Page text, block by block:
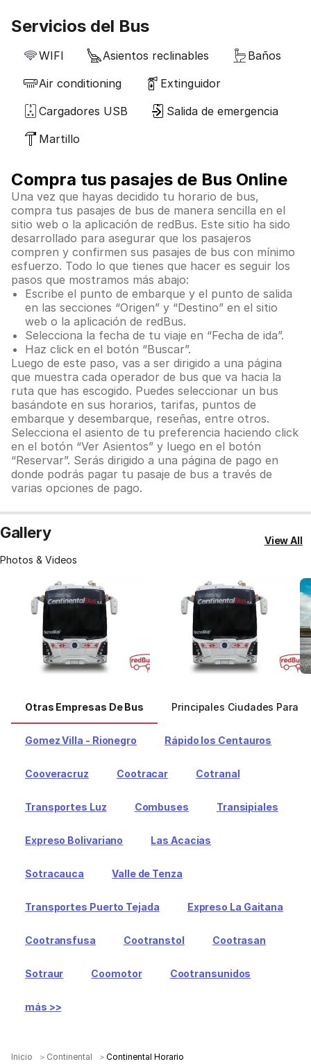
Servicios del Bus
WIFI Asientos reclinables
Baños
Air conditioning
Extinguidor
Cargadores USB
Salida de emergencia
Martillo
Compra tus pasajes de Bus Online
Una vez que hayas decidido tu horario de bus,
compra tus pasajes de bus de manera sencilla en el
sitio web o la aplicación de redBus. Este sitio ha sido
desarrollado para asegurar que los pasajeros
compren y confirmen sus pasajes de bus con mínimo
esfuerzo. Todo lo que tienes que hacer es seguir los
pasos que mostramos más abajo:
Escribe el punto de embarque y el punto de salida
en las secciones “Origen” y “Destino” en el sitio
web o la aplicación de redBus.
Selecciona la fecha de tu viaje en “Fecha de ida”.
Haz click en el botón “Buscar”.
Luego de este paso, vas a ser dirigido a una página
que muestra cada operador de bus que va hacia la
ruta que has escogido. Puedes seleccionar un bus
basándote en sus horarios, tarifas, puntos de
embarque y desembarque, reseñas, entre otros.
Selecciona el asiento de tu preferencia haciendo click
en el botón “Ver Asientos” y luego en el botón
“Reservar”. Serás dirigido a una página de pago en
donde podrás pagar tu pasaje de bus a través de
varias opciones de pago.
Gallery
Photos & Videos
View All
Otras Empresas De Bus Principales Ciudades Para
Gomez Villa - Rionegro Rápido los Centauros
Cooveracruz Cootracar Cotranal
Transportes Luz Combuses Transipiales
Expreso Bolivariano Las Acacias
Sotracauca Valle de Tenza
Transportes Puerto Tejada Expreso La Gaitana
Cootransfusa Cootranstol Cootrasan
Sotraur Coomotor Cootransunidos
más >>
Inicio Continental Continental Horario